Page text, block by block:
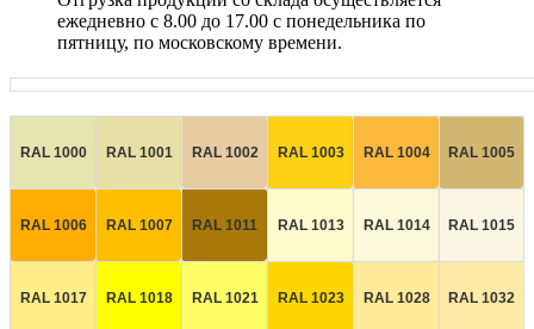
ежедневно с 8.00 до 17.00 с понедельника по
пятницу, по московскому времени.
RAL 1000 RAL 1001 RAL 1002 RAL 1003 RAL 1004 RAL 1005
RAL 1006 RAL 1007 RAL 1011 RAL 1013 RAL 1014 RAL 1015
RAL 1017 RAL 1018 RAL 1021 RAL 1023 RAL 1028 RAL 1032